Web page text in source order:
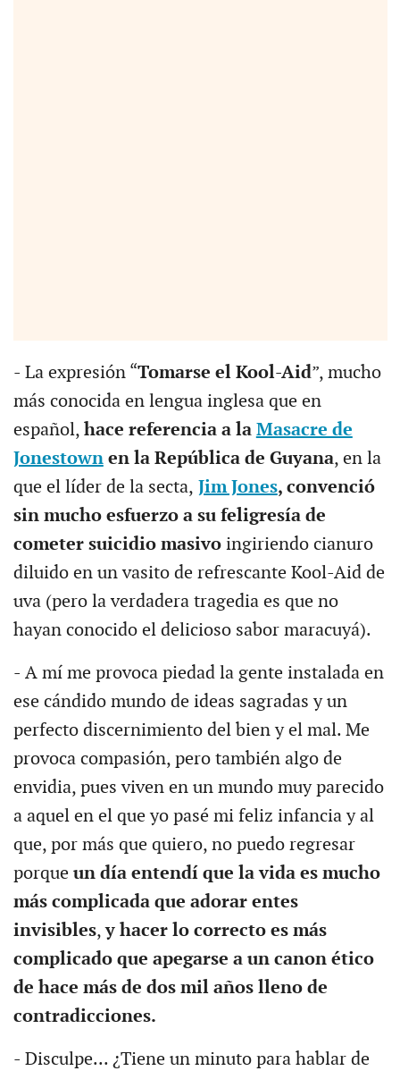
- La expresión “Tomarse el Kool-Aid”, mucho
más conocida en lengua inglesa que en
español, hace referencia a la Masacre de
Jonestownen la República de Guyana, en la
que el líder de la secta, Jim Jones, convenció
sin mucho esfuerzo a su feligresía de
cometer suicidio masivoingiriendo cianuro
diluido en un vasito de refrescante Kool-Aid de
uva (pero la verdadera tragedia es que no
hayan conocido el delicioso sabor maracuyá).
- A mí me provoca piedad la gente instalada en
ese cándido mundo de ideas sagradas y un
perfecto discernimiento del bien y el mal. Me
provoca compasión, pero también algo de
envidia, pues viven en un mundo muy parecido
a aquel en el que yo pasé mi feliz infancia y al
que, por más que quiero, no puedo regresar
porque un día entendí que la vida es mucho
más complicada que adorar entes
invisibles,y hacer lo correcto es más
complicado que apegarse a un canon ético
de hace más de dos mil años lleno de
contradicciones.
- Disculpe... ¿Tiene un minuto para hablar de